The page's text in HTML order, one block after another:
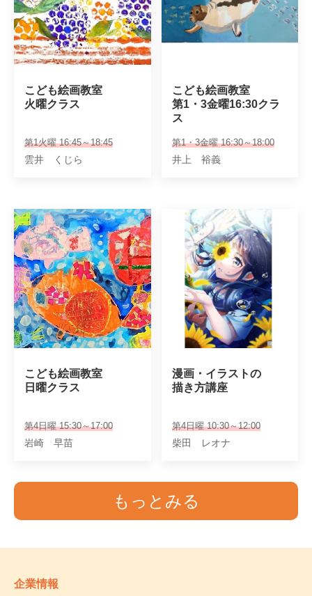
こども絵画教室
火曜クラス
第1火曜 16:45～18:45
雲井 くじら
こども絵画教室
第1・3金曜16:30クラ
ス
第1・3金曜 16:30～18:00
井上 裕義
こども絵画教室
日曜クラス
第4日曜 15:30～17:00
岩崎 早苗
漫画・イラストの
描き方講座
第4日曜 10:30～12:00
柴田 レオナ
もっとみる
企業情報